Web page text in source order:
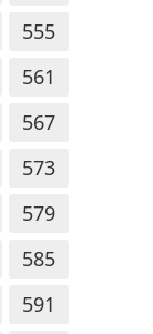
555
561
567
573
579
585
591